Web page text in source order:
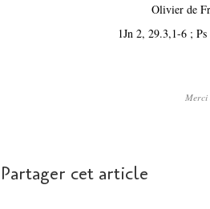
Olivier de
1Jn 2, 29.3,1-6 ;
Merci
Partager cet article